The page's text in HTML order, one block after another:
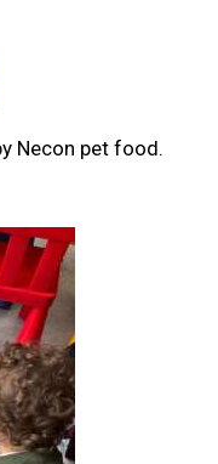
Necon pet food.